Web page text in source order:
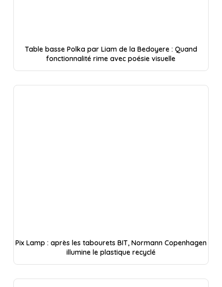
Table basse Polka par Liam de la Bedoyere : Quand
fonctionnalité rime avec poésie visuelle
Pix Lamp : après les tabourets BIT, Normann Copenhagen
illumine le plastique recyclé